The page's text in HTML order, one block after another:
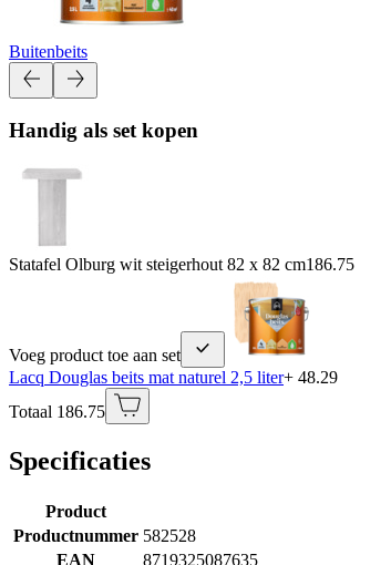
Buitenbeits
Handig als set kopen
Statafel Olburg wit steigerhout 82 x 82 cm186.75
Voeg product toe aan set
Lacq Douglas beits mat naturel 2,5 liter+ 48.29
Totaal 186.75
Specificaties
Product
Productnummer 582528
EAN
8719325087635